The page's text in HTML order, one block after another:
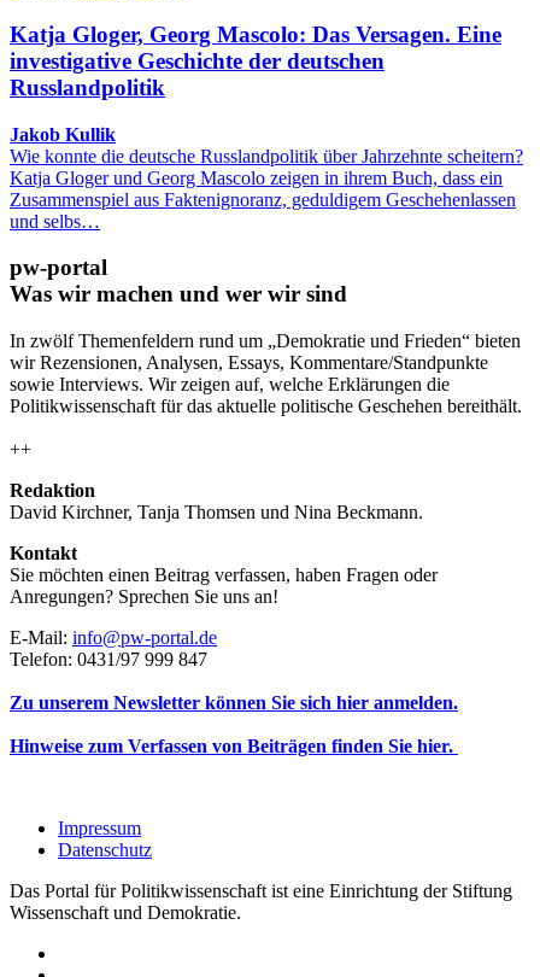
Katja Gloger, Georg Mascolo: Das Versagen. Eine
investigative Geschichte der deutschen
Russlandpolitik
Jakob Kullik
Wie konnte die deutsche Russlandpolitik über Jahrzehnte scheitern?
Katja Gloger und Georg Mascolo zeigen in ihrem Buch, dass ein
Zusammenspiel aus Faktenignoranz, geduldigem Geschehenlassen
und selbs…
pw-portal
Was wir machen und wer wir sind
In zwölf Themenfeldern rund um „Demokratie und Frieden“ bieten
wir Rezensionen, Analysen, Essays, Kommentare/Standpunkte
sowie Interviews. Wir zeigen auf, welche Erklärungen die
Politikwissenschaft für das aktuelle politische Geschehen bereithält.
++
Redaktion
David Kirchner, Tanja Thomsen und Nina Beckmann.
Kontakt
Sie möchten einen Beitrag verfassen, haben Fragen oder
Anregungen? Sprechen Sie uns an!
E-Mail: info@pw-portal.de
Telefon: 0431/97 999 847
Zu unserem Newsletter können Sie sich hier anmelden.
Hinweise zum Verfassen von Beiträgen finden Sie hier.
Impressum
Datenschutz
Das Portal für Politikwissenschaft ist eine Einrichtung der Stiftung
Wissenschaft und Demokratie.